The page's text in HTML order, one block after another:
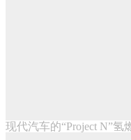
现代汽车的“Project N”